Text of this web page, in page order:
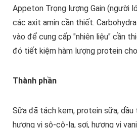
Appeton Trọng lượng Gain (người
các axit amin cần thiết.
vào để cung cấp "nhiên liệu" cần
đó tiết kiệm hàm lượng protein
Thành phần
Sữa đã tách kem, protein sữa,
hương vị sô-cô-la, sợi, hương vị